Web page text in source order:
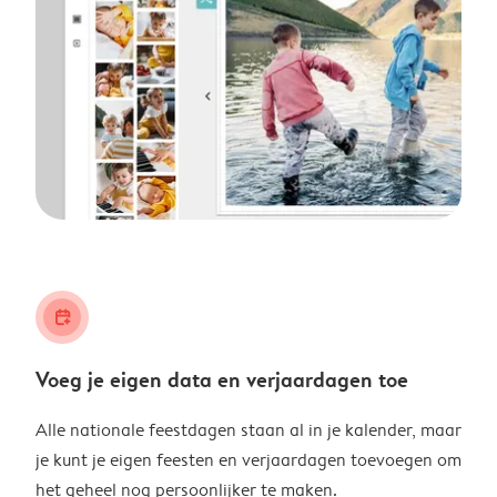
calendar_plus
Voeg je eigen data en verjaardagen toe
Alle nationale feestdagen staan al in je kalender, maar
je kunt je eigen feesten en verjaardagen toevoegen om
het geheel nog persoonlijker te maken.